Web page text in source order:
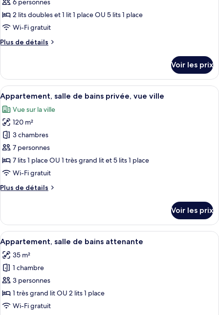
6 personnes
2 lits doubles et 1 lit 1 place OU 5 lits 1 place
Wi-Fi gratuit
Plus de détails
Plus
le
type
de
chambre
Chambre
Voir les prix
Afficher
toutes
les
photos
pour
ce
type
de
chambre :
Appartement,
bains
privée,
vue
ville
Une cuisine moderne avec des
4
Appartement, salle de bains privée, vue ville
Vue sur la ville
120 m²
3 chambres
7 personnes
7 lits 1 place OU 1 très grand lit et 5 lits 1 place
Wi-Fi gratuit
Plus de détails
Plus
le
type
de
chambre
Appartement,
salle
de
bains
privée,
vue
ville
Voir les prix
Afficher
toutes
les
photos
pour
ce
type
Une cuisine moderne avec des
17
Appartement, salle de bains attenante
35 m²
1 chambre
3 personnes
1 très grand lit OU 2 lits 1 place
Wi-Fi gratuit